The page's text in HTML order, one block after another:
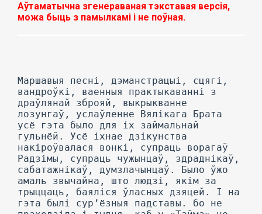
Аўтаматычна згенераваная тэкставая версія,
можа быць з памылкамі і не поўная.
Маршавыя песні, дэманстрацыі, сцягі,
вандроўкі, ваенныя практыкаванні з
драўлянай зброяй, выкрыкванне
лозунгаў, услаўленне Вялікага Брата
усё гэта было для іх займальнай
гульнёй. Усё іхнае дзікунства
накіроўвалася вонкі, супраць ворагаў
Радзімы, супраць чужынцаў, здраднікаў,
сабатажнікаў, думзлачынцаў. Было ўжо
амаль звычайна, што людзі, якім за
трыццаць, баяліся ўласных дзяцей. I на
гэта былі сур’ёзныя падставы. бо не